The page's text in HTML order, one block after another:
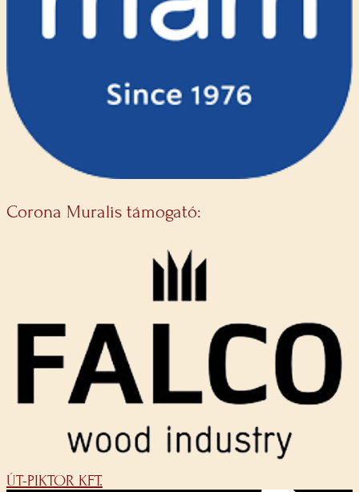
Corona Muralis támogató:
ÚT-PIKTOR KFT.